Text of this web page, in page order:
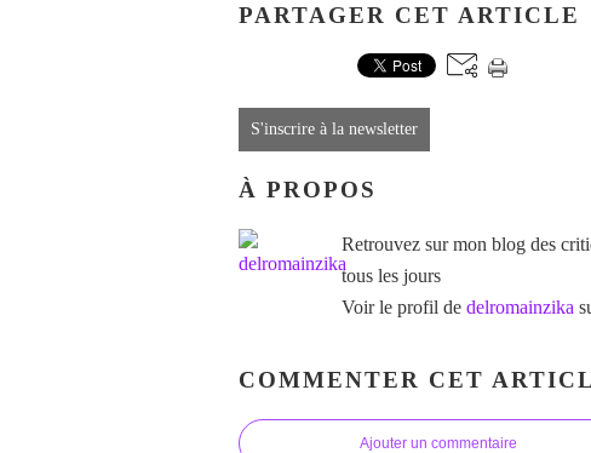
PARTAGER CET ARTICLE
S'inscrire à la newsletter
À PROPOS
Retrouvez sur mon blog des
tous les jours
Voir le profil de delromainzika
COMMENTER CET
Ajouter un commentaire